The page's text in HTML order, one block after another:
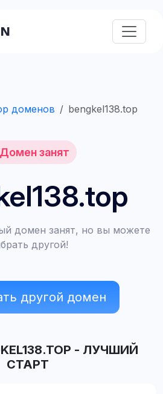
доменов bengkel138.top
Домен занят
домен занят, но вы можете
другой!
другой домен
- ЛУЧШИЙ
СТАРТ